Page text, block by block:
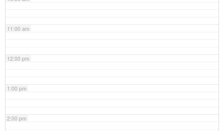
11:00 am
12:00 pm
1:00 pm
2:00 pm